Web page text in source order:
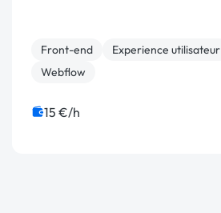
Front-end Experience utilisateur
Webflow
15 €/h